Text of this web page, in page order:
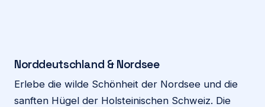
Norddeutschland & Nordsee
Erlebe die wilde Schönheit der Nordsee und die
sanften Hügel der Holsteinischen Schweiz. Die